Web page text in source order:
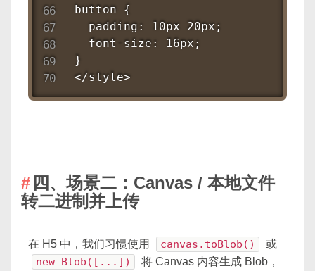
button {
  padding: 10px 20px;
  font-size: 16px;
}
</style>
四、场景二：Canvas / 本地文件
转二进制并上传
在 H5 中，我们习惯使用 canvas.toBlob() 或
new Blob([...])
将 Canvas 内容生成 Blob，